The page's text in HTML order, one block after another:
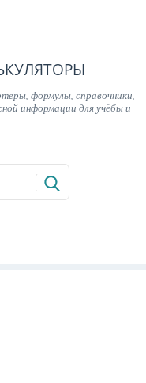
формулы, справочники,
информации для учёбы и